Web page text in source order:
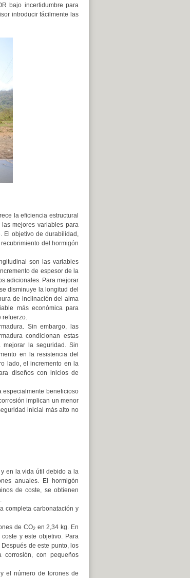
bajo incertidumbre para
introducir fácilmente las
la eficiencia estructural
mejores variables para
El objetivo de durabilidad,
del hormigón
son las variables
de espesor de la
adicionales. Para mejorar
disminuye la longitud del
de inclinación del alma
más económica para
refuerzo.
Sin embargo, las
condicionan estas
la seguridad. Sin
en la resistencia del
lado, el incremento en la
diseños con inicios de
especialmente beneficioso
implican un menor
inicial más alto no
en la vida útil debido a la
anuales. El hormigón
de coste, se obtienen
completa carbonatación y
de CO2en 2,34 kg. En
y este objetivo. Para
de este punto, los
con pequeños
el número de torones de